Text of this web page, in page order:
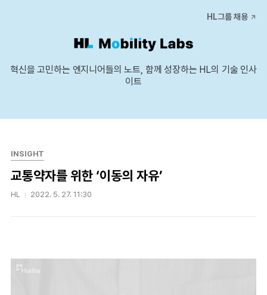
HL그룹 채용
혁신을 고민하는 엔지니어들의 노트, 함께 성장하는 HL의 기술 인사
이트
INSIGHT
교통약자를 위한 ‘이동의 자유’
HL 2022. 5. 27. 11:30